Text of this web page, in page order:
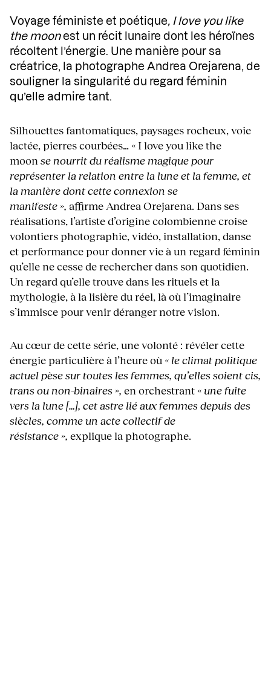
Voyage féministe et poétique, I love you like
the moonest un récit lunaire dont les héroïnes
récoltent l’énergie. Une manière pour sa
créatrice, la photographe Andrea Orejarena, de
souligner la singularité du regard féminin
qu’elle admire tant.
Silhouettes fantomatiques, paysages rocheux, voie
lactée, pierres courbées… « I love you like the
moon se nourrit du réalisme magique pour
représenter la relation entre la lune et la femme, et
la manière dont cette connexion se
manifeste », affirme Andrea Orejarena. Dans ses
réalisations, l’artiste d’origine colombienne croise
volontiers photographie, vidéo, installation, danse
et performance pour donner vie à un regard féminin
qu’elle ne cesse de rechercher dans son quotidien.
Un regard qu’elle trouve dans les rituels et la
mythologie, à la lisière du réel, là où l’imaginaire
s’immisce pour venir déranger notre vision.
Au cœur de cette série, une volonté : révéler cette
énergie particulière à l’heure où « le climat politique
actuel pèse sur toutes les femmes, qu’elles soient cis,
trans ou non-binaires », en orchestrant « une fuite
vers la lune […], cet astre lié aux femmes depuis des
siècles, comme un acte collectif de
résistance », explique la photographe.